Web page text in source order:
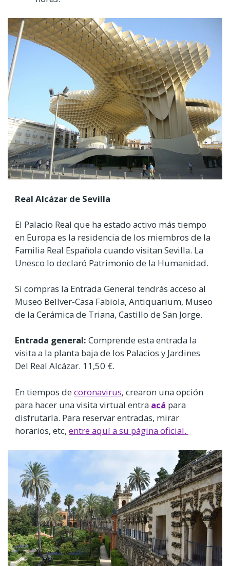
Real Alcázar de Sevilla
El Palacio Real que ha estado activo más tiempo
en Europa es la residencia de los miembros de la
Familia Real Española cuando visitan Sevilla. La
Unesco lo declaró Patrimonio de la Humanidad.
Si compras la Entrada General tendrás acceso al
Museo Bellver-Casa Fabiola, Antiquarium, Museo
de la Cerámica de Triana, Castillo de San Jorge.
Entrada general: Comprende esta entrada la
visita a la planta baja de los Palacios y Jardines
Del Real Alcázar. 11,50 €.
En tiempos de coronavirus, crearon una opción
para hacer una visita virtual entra acá para
disfrutarla. Para reservar entradas, mirar
horarios, etc, entre aquí a su página oficial.